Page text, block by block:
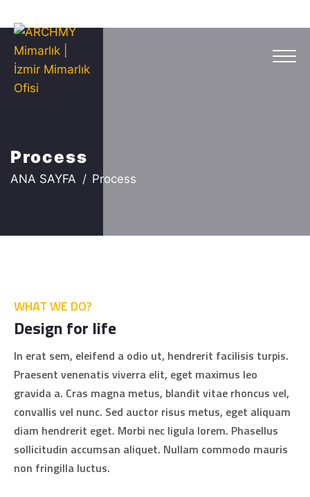
Process
ANA SAYFA Process
WHAT WE DO?
Design for life
In erat sem, eleifend a odio ut, hendrerit facilisis turpis.
Praesent venenatis viverra elit, eget maximus leo
gravida a. Cras magna metus, blandit vitae rhoncus vel,
convallis vel nunc. Sed auctor risus metus, eget aliquam
diam hendrerit eget. Morbi nec ligula lorem. Phasellus
sollicitudin accumsan aliquet. Nullam commodo mauris
non fringilla luctus.